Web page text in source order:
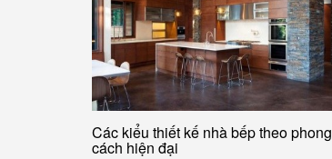
Các kiểu thiết kế nhà bếp theo phong
cách hiện đại